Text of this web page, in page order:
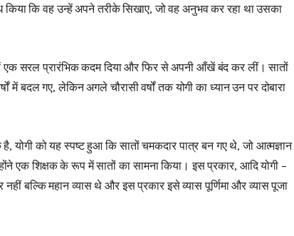
कि वह उन्हें अपने तरीके सिखाए, जो वह अनुभव कर रहा था उसका
सरल प्रारंभिक कदम दिया और फिर से अपनी आँखें बंद कर लीं। सातों
में बदल गए, लेकिन अगले चौरासी वर्षों तक योगी का ध्यान उन पर दोबारा
योगी को यह स्पष्ट हुआ कि सातों चमकदार पात्र बन गए थे, जो आत्मज्ञान
एक शिक्षक के रूप में सातों का सामना किया। इस प्रकार, आदि योगी –
बल्कि महान व्यास थे और इस प्रकार इसे व्यास पूर्णिमा और व्यास पूजा